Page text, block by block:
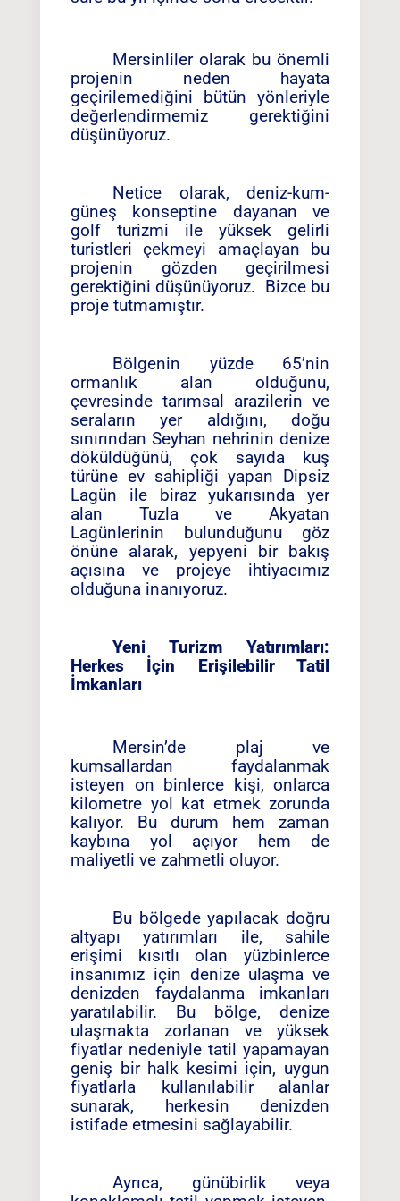
Mersinliler olarak bu önemli
projenin neden hayata
geçirilemediğini bütün yönleriyle
değerlendirmemiz gerektiğini
düşünüyoruz.
Netice olarak, deniz-kum-
güneş konseptine dayanan ve
golf turizmi ile yüksek gelirli
turistleri çekmeyi amaçlayan bu
projenin gözden geçirilmesi
gerektiğini düşünüyoruz.
Bizce bu
proje tutmamıştır.
Bölgenin yüzde 65’nin
ormanlık alan olduğunu,
çevresinde tarımsal arazilerin ve
seraların yer aldığını, doğu
sınırından Seyhan nehrinin denize
döküldüğünü, çok sayıda kuş
türüne ev sahipliği yapan Dipsiz
Lagün ile biraz yukarısında yer
alan Tuzla ve Akyatan
Lagünlerinin bulunduğunu göz
önüne alarak, yepyeni bir bakış
açısına ve projeye ihtiyacımız
olduğuna inanıyoruz.
Yeni Turizm Yatırımları:
Herkes İçin Erişilebilir Tatil
İmkanları
Mersin’de plaj ve
kumsallardan faydalanmak
isteyen on binlerce kişi, onlarca
kilometre yol kat etmek zorunda
kalıyor. Bu durum hem zaman
kaybına yol açıyor hem de
maliyetli ve zahmetli oluyor.
Bu bölgede yapılacak doğru
altyapı yatırımları ile, sahile
erişimi kısıtlı olan yüzbinlerce
insanımız için denize ulaşma ve
denizden faydalanma imkanları
yaratılabilir. Bu bölge, denize
ulaşmakta zorlanan ve yüksek
fiyatlar nedeniyle tatil yapamayan
geniş bir halk kesimi için, uygun
fiyatlarla kullanılabilir alanlar
sunarak, herkesin denizden
istifade etmesini sağlayabilir.
Ayrıca, günübirlik veya